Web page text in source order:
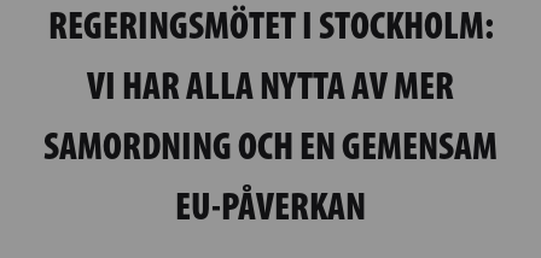
REGERINGSMÖTET I STOCKHOLM:
VI HAR ALLA NYTTA AV MER
SAMORDNING OCH EN GEMENSAM
EU-PÅVERKAN